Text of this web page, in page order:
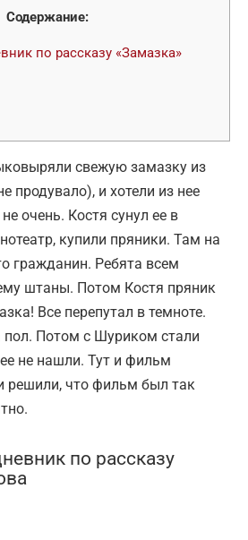
Содержание:
по рассказу «Замазка»
свежую замазку из
продувало), и хотели из нее
очень. Костя сунул ее в
купили пряники. Там на
гражданин. Ребята всем
штаны. Потом Костя пряник
Все перепутал в темноте.
пол. Потом с Шуриком стали
не нашли. Тут и фильм
решили, что фильм был так
по рассказу